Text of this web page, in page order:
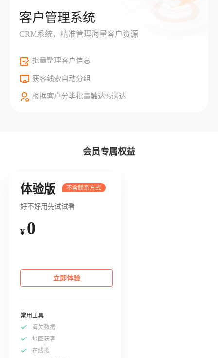
客户管理系统
CRM系统，精准管理海量客户资源
批量整理客户信息
获客线索自动分组
根据客户分类批量触达%送达
会员专属权益
体验版
好不好用先试试看
¥ 0
立即体验
常用工具
海关数据
地图获客
在线搜